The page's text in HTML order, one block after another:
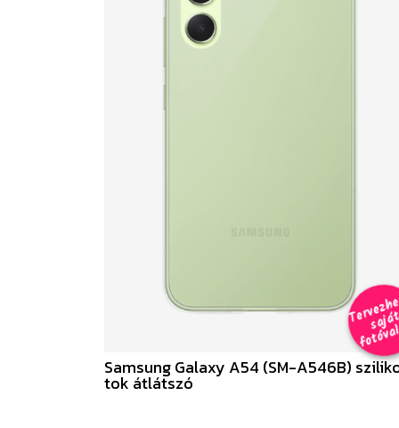
T
t
al
Samsung Galaxy A54 (SM-A546B)
tok átlátszó